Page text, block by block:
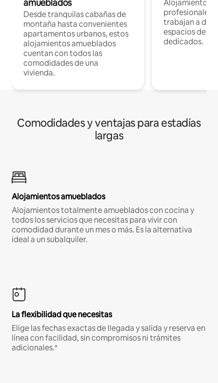
amueblados
Desde tranquilas cabañas de
montaña hasta convenientes
apartamentos urbanos, estos
alojamientos amueblados
cuentan con todos las
comodidades de una
vivienda.
Alojamientos
profesionales
trabajan a
espacios de
dedicados.
Comodidades y ventajas para estadías
largas
Alojamientos amueblados
Alojamientos totalmente amueblados con cocina y
todos los servicios que necesitas para vivir con
comodidad durante un mes o más. Es la alternativa
ideal a un subalquiler.
La flexibilidad que necesitas
Elige las fechas exactas de llegada y salida y reserva en
línea con facilidad, sin compromisos ni trámites
adicionales.*